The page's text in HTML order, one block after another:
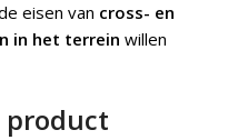
eisen van cross- en
in het terrein willen
product